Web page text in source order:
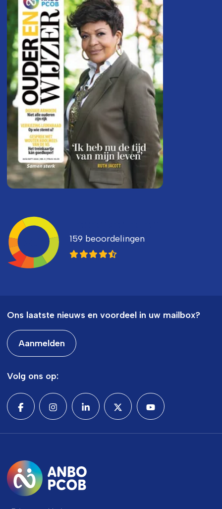
159 beoordelingen
Ons laatste nieuws en voordeel in uw mailbox?
Aanmelden
Volg ons op: